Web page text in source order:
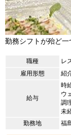
勤務シフトが殆ど一
職種
レ
雇用形態
紹
給与
時
ウ
調
未
勤務地
福